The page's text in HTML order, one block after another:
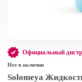
Официальный
Нет в наличии
Solomeya